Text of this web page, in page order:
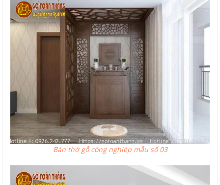
Bàn thờ gỗ công nghiệp mẫu số 03